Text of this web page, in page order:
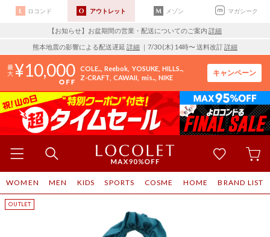
ロコンド アウトレット メゾン マガシーク
【お知らせ】お盆期間の営業・配送についてのご案内 詳細
熊本地震の影響による配送遅延 詳細 ｜7/30 (木) 14時〜 送料改訂詳細
10,000 COLE.. Reebok YOSUKE HILLS..
Z-CRAFT CAWAII mis.. NIKE
キャンペーン
WOMEN MEN KIDS SPORTS COSME HOME BRAND LIST